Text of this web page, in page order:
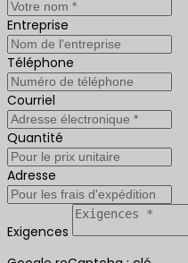
Entreprise
Téléphone
Courriel
Quantité
Adresse
Exigences